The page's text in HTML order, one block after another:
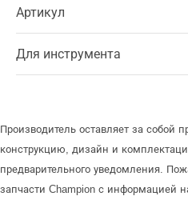
Артикул
Для инструмента
Производитель оставляет за собой
конструкцию, дизайн и
предварительного уведомления.
запчасти Champion с информацией